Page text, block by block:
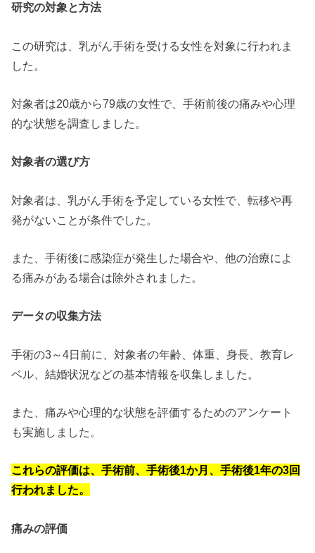
研究の対象と方法
この研究は、乳がん手術を受ける女性を対象に行われま
した。
対象者は20歳から79歳の女性で、手術前後の痛みや心理
的な状態を調査しました。
対象者の選び方
対象者は、乳がん手術を予定している女性で、転移や再
発がないことが条件でした。
また、手術後に感染症が発生した場合や、他の治療によ
る痛みがある場合は除外されました。
データの収集方法
手術の3～4日前に、対象者の年齢、体重、身長、教育レ
ベル、結婚状況などの基本情報を収集しました。
また、痛みや心理的な状態を評価するためのアンケート
も実施しました。
これらの評価は、手術前、手術後1か月、手術後1年の3回
行われました。
痛みの評価